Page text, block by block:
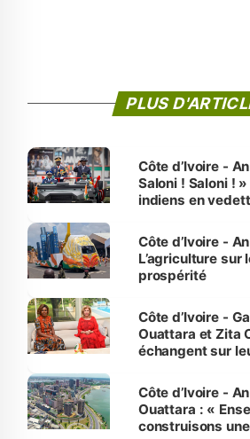
PLUS
Côte d’Ivoire -
Saloni ! Saloni !
indiens en
Côte d’Ivoire -
L’agriculture sur
prospérité
Côte d’Ivoire -
Ouattara et Zita
échangent sur
enfants
Côte d’Ivoire -
Ouattara : «
construisons